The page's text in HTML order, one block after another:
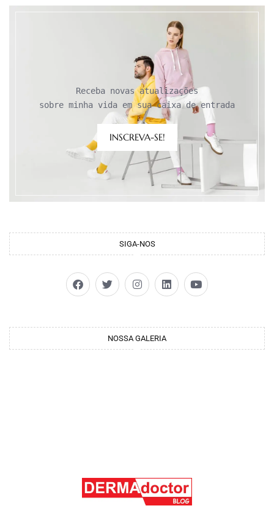
Receba novas atualizações
sobre minha vida em sua caixa de entrada
INSCREVA-SE!
SIGA-NOS
NOSSA GALERIA